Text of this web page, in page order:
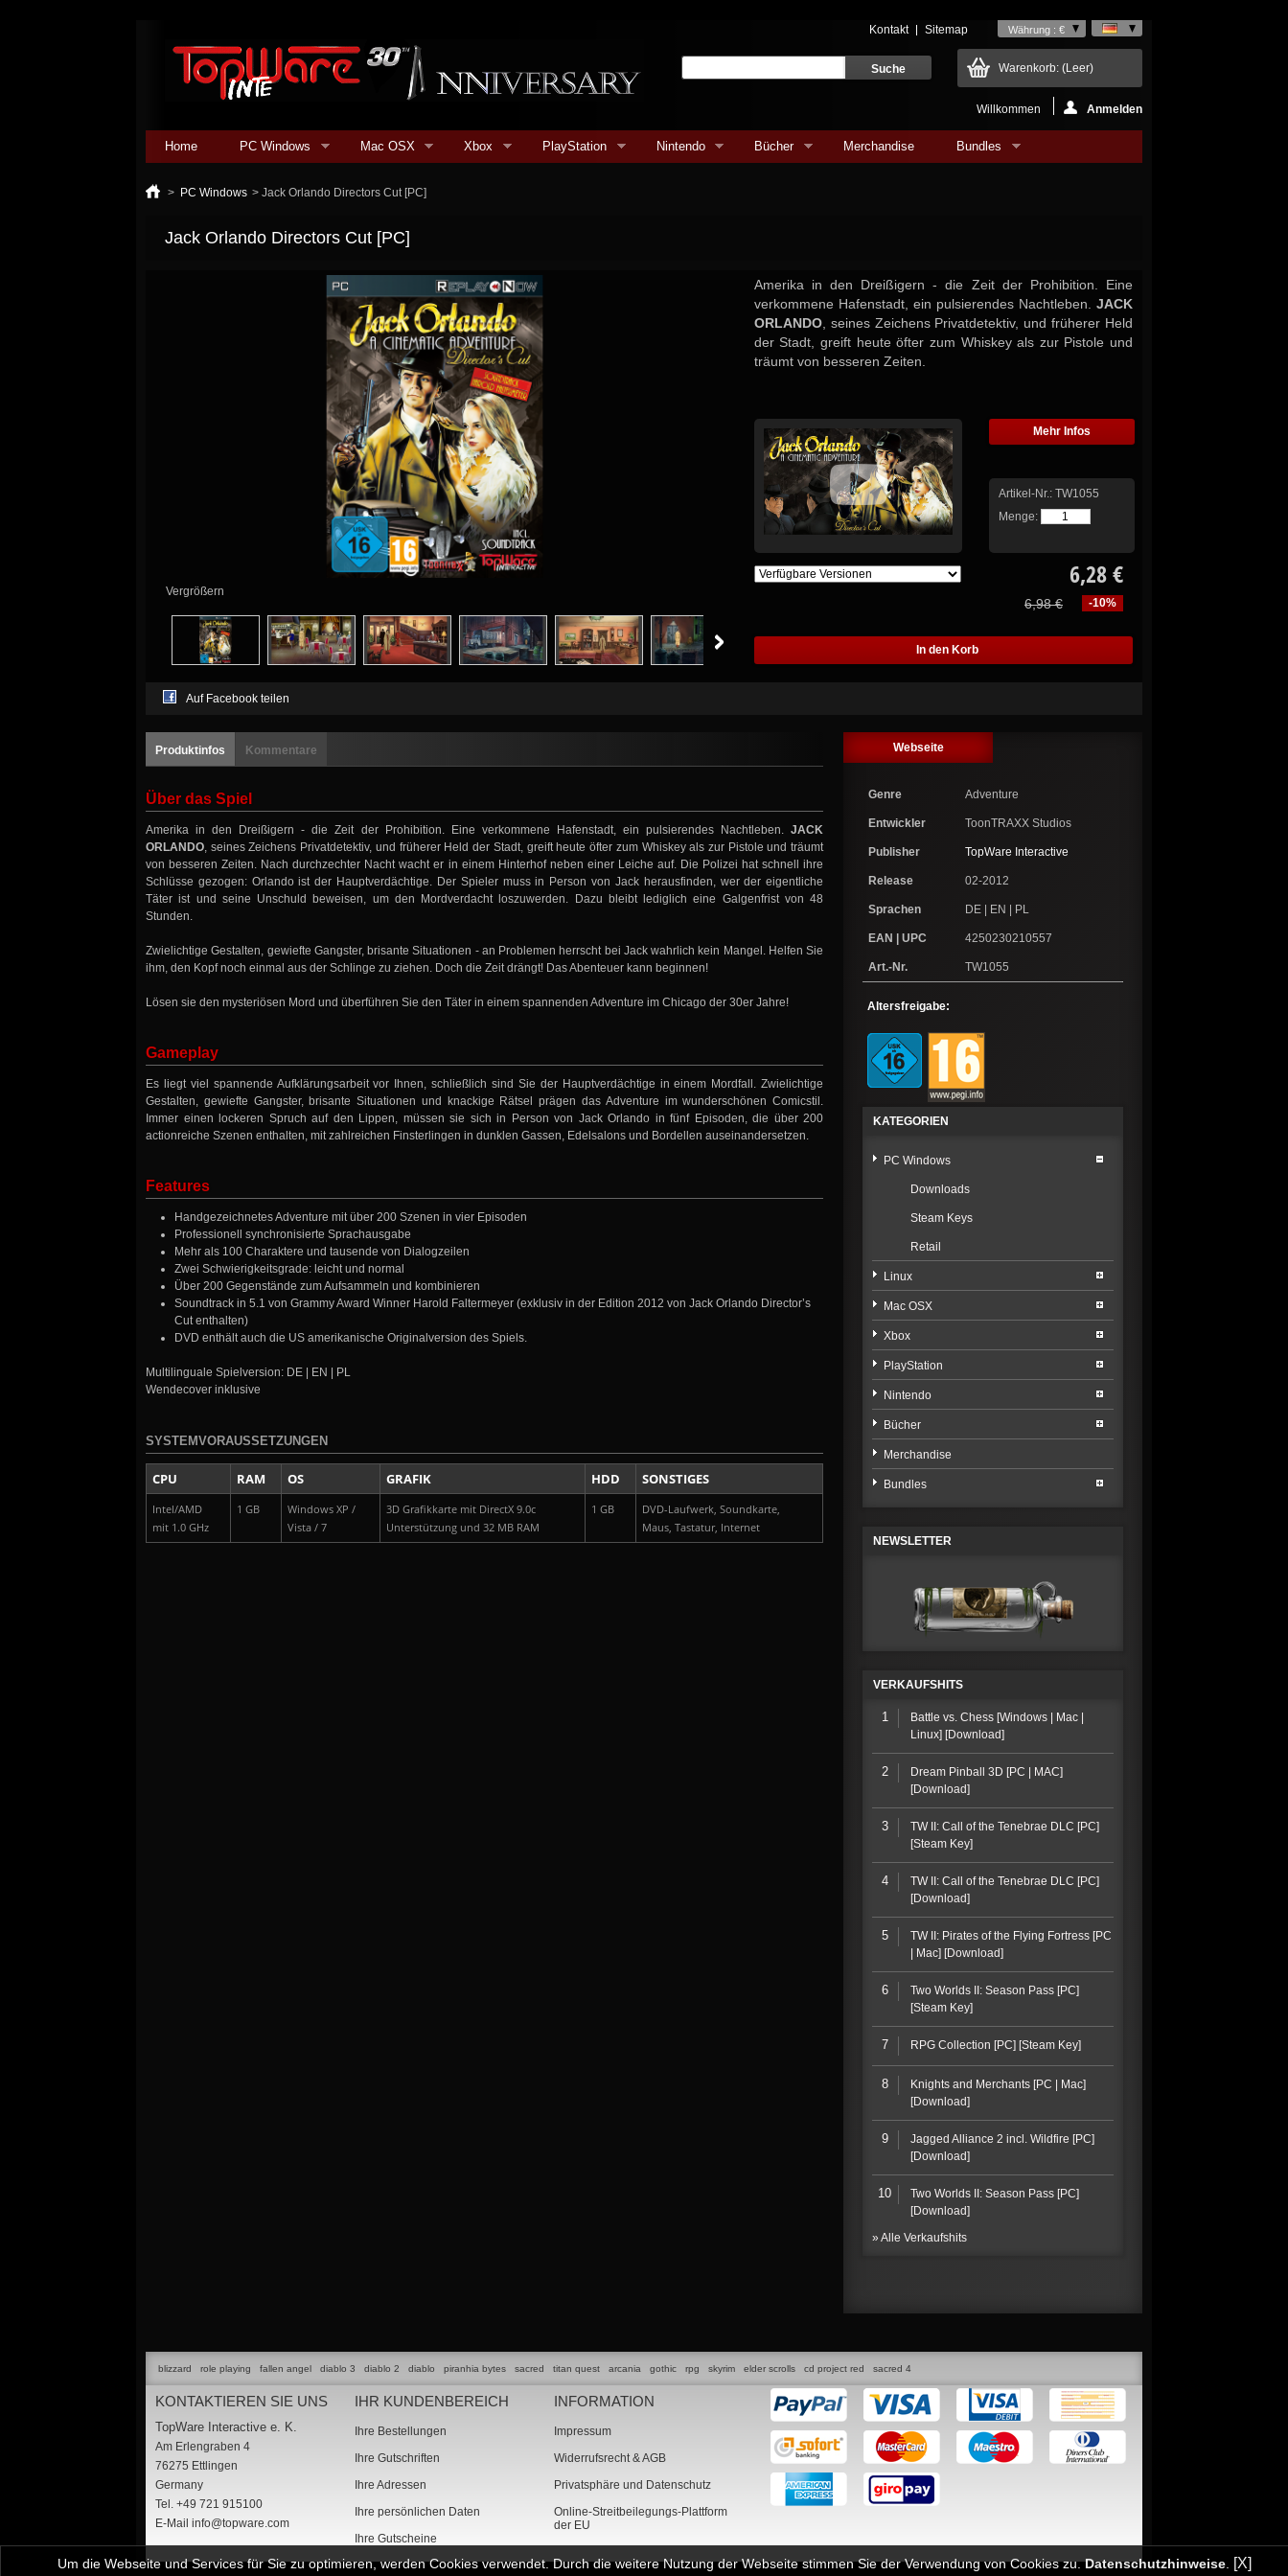
Währung : €
Kontakt Sitemap
Warenkorb: (Leer)
Willkommen Anmelden
Home PC Windows Mac OSX Xbox PlayStation Nintendo Bücher Merchandise Bundles
> PC Windows > Jack Orlando Directors Cut [PC]
Jack Orlando Directors Cut [PC]
Vergrößern
Amerika in den Dreißigern - die Zeit der Prohibition. Eine
verkommene Hafenstadt, ein pulsierendes Nachtleben. JACK
ORLANDO, seines Zeichens Privatdetektiv, und früherer Held
der Stadt, greift heute öfter zum Whiskey als zur Pistole und
träumt von besseren Zeiten.
Mehr Infos
Artikel-Nr.: TW1055
Menge:
6,28 €
-10%
6,98 €
Auf Facebook teilen
Produktinfos Kommentare
Über das Spiel
Amerika in den Dreißigern - die Zeit der Prohibition. Eine verkommene Hafenstadt, ein pulsierendes Nachtleben.JACK
ORLANDO, seines Zeichens Privatdetektiv, und früherer Held der Stadt, greift heute öfter zum Whiskey als zur Pistole und träumt
von besseren Zeiten. Nach durchzechter Nacht wacht er in einem Hinterhof neben einer Leiche auf. Die Polizei hat schnell ihre
Schlüsse gezogen: Orlando ist der Hauptverdächtige. Der Spieler muss in Person von Jack herausfinden, wer der eigentliche
Täter ist und seine Unschuld beweisen, um den Mordverdacht loszuwerden. Dazu bleibt lediglich eine Galgenfrist von 48
Stunden.
Zwielichtige Gestalten, gewiefte Gangster, brisante Situationen - an Problemen herrscht bei Jack wahrlich kein Mangel. Helfen Sie
ihm, den Kopf noch einmal aus der Schlinge zu ziehen. Doch die Zeit drängt! Das Abenteuer kann beginnen!
Lösen sie den mysteriösen Mord und überführen Sie den Täter in einem spannenden Adventure im Chicago der 30er Jahre!
Gameplay
Es liegt viel spannende Aufklärungsarbeit vor Ihnen, schließlich sind Sie der Hauptverdächtige in einem Mordfall. Zwielichtige
Gestalten, gewiefte Gangster, brisante Situationen und knackige Rätsel prägen das Adventure im wunderschönen Comicstil.
Immer einen lockeren Spruch auf den Lippen, müssen sie sich in Person von Jack Orlando in fünf Episoden, die über 200
actionreiche Szenen enthalten, mit zahlreichen Finsterlingen in dunklen Gassen, Edelsalons und Bordellen auseinandersetzen.
Features
Handgezeichnetes Adventure mit über 200 Szenen in vier Episoden
Professionell synchronisierte Sprachausgabe
Mehr als 100 Charaktere und tausende von Dialogzeilen
Zwei Schwierigkeitsgrade: leicht und normal
Über 200 Gegenstände zum Aufsammeln und kombinieren
Soundtrack in 5.1 von Grammy Award Winner Harold Faltermeyer (exklusiv in der Edition 2012 von Jack Orlando Director’s
Cut enthalten)
DVD enthält auch die US amerikanische Originalversion des Spiels.
Multilinguale Spielversion: DE | EN | PL
Wendecover inklusive
SYSTEMVORAUSSETZUNGEN
CPU RAM OS GRAFIK HDD SONSTIGES
Intel/AMD
mit 1.0 GHz
1 GB
Windows XP /
Vista / 7
3D Grafikkarte mit DirectX 9.0c
Unterstützung und 32 MB RAM
1 GB
DVD-Laufwerk, Soundkarte,
Maus, Tastatur, Internet
Webseite
Genre Adventure
Entwickler ToonTRAXX Studios
Publisher TopWare Interactive
Release 02-2012
Sprachen DE | EN | PL
EAN | UPC 4250230210557
Art.-Nr. TW1055
Altersfreigabe:
KATEGORIEN
PC Windows
Downloads
Steam Keys
Retail
Linux
Mac OSX
Xbox
PlayStation
Nintendo
Bücher
Merchandise
Bundles
NEWSLETTER
VERKAUFSHITS
1
Battle vs. Chess [Windows | Mac |
Linux] [Download]
2
Dream Pinball 3D [PC | MAC]
[Download]
3
TW II: Call of the Tenebrae DLC [PC]
[Steam Key]
4
TW II: Call of the Tenebrae DLC [PC]
[Download]
5
TW II: Pirates of the Flying Fortress [PC
| Mac] [Download]
6
Two Worlds II: Season Pass [PC]
[Steam Key]
7 RPG Collection [PC] [Steam Key]
8
Knights and Merchants [PC | Mac]
[Download]
9
Jagged Alliance 2 incl. Wildfire [PC]
[Download]
10
Two Worlds II: Season Pass [PC]
[Download]
» Alle Verkaufshits
blizzard role playing fallen angel diablo 3 diablo 2 diablo piranhia bytes sacred titan quest arcania gothic rpg skyrim elder scrolls cd project red sacred 4
KONTAKTIEREN SIE UNS
TopWare Interactive e. K.
Am Erlengraben 4
76275 Ettlingen
Germany
Tel. +49 721 915100
E-Mailinfo@topware.com
IHR KUNDENBEREICH
Ihre Bestellungen
Ihre Gutschriften
Ihre Adressen
Ihre persönlichen Daten
Ihre Gutscheine
INFORMATION
Impressum
Widerrufsrecht & AGB
Privatsphäre und Datenschutz
Online-Streitbeilegungs-Plattform
der EU
Um die Webseite und Services für Sie zu optimieren, werden Cookies verwendet. Durch die weitere Nutzung der Webseite stimmen Sie der Verwendung von Cookies zu.Datenschutzhinweise [X]